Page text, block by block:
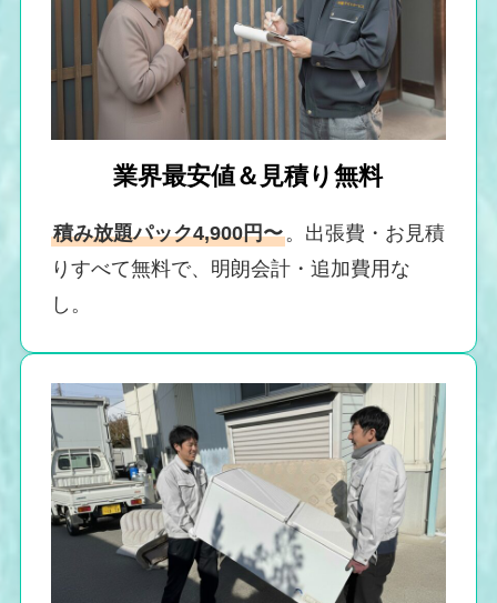
業界最安値＆見積り無料
積み放題パック4,900円〜。出張費・お見積
りすべて無料で、明朗会計・追加費用な
し。